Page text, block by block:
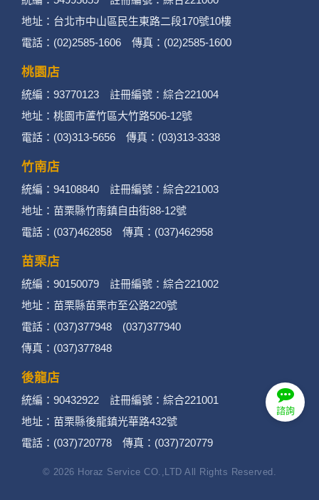
二、個資蒐集處理利用
2. 蒐集目的：提供本公司相關服務、行銷、客戶
管理、會員管理及其他與第三人合作之行銷推廣
活動。
3. 個人資料類別：
辨識個人者(包含但不限於中英文姓名、地
號、社群．媒體帳號、網路平台申請之帳
號及其他任何可辨識資料本人者等)。
辨識財務者(包含但不限於金融機構帳戶之
信用卡有效期限、個人之其他號碼或帳戶
政府資料中之辨識者(包含但不限於身分證
諮詢
地址：台北市中山區民生東路二段170號10樓
電話：(02)2585-1606 傳真：(02)2585-1600
桃園店
統編：93770123 註冊編號：綜合221004
地址：桃園市蘆竹區大竹路506-12號
電話：(03)313-5656 傳真：(03)313-3338
竹南店
統編：94108840 註冊編號：綜合221003
地址：苗栗縣竹南鎮自由街88-12號
電話：(037)462858 傳真：(037)462958
苗栗店
統編：90150079 註冊編號：綜合221002
地址：苗栗縣苗栗市至公路220號
電話：(037)377948 (037)377940
傳真：(037)377848
後龍店
統編：90432922 註冊編號：綜合221001
地址：苗栗縣後龍鎮光華路432號
電話：(037)720778 傳真：(037)720779
© 2026 Horaz Service CO.,LTD All Rights Reserved.